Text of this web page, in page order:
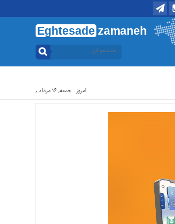
Eghtesade zamaneh
امروز : جمعه, ۱۶ مرداد , ۱۴۰۵ .::. برابر با : Friday, 7 August , 2026